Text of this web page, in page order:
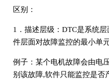
区别：
1．描述层级：DTC是系统
件层面对故障监控的最小单元
例子：某个电机故障会由电
别该故障,软件只能监控是否